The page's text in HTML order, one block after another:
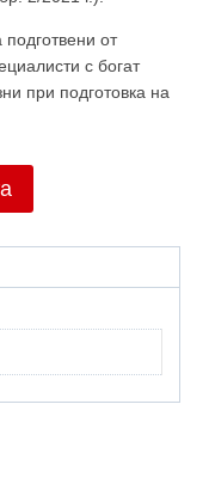
от
с богат
при подготовка на